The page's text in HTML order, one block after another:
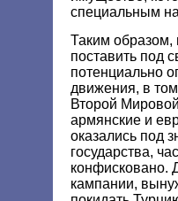
специальным
Таким образом,
поставить под
потенциально
движения, в
Второй
армянские и
оказались под
государства,
конфисковано.
кампании,